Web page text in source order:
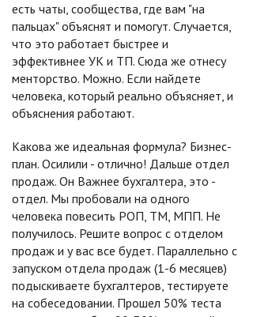
есть чаты, сообщества, где вам "на
пальцах" объяснят и помогут. Случается,
что это работает быстрее и
эффективнее УК и ТП. Сюда же отнесу
менторство. Можно. Если найдете
человека, который реально объясняет, и
объяснения работают.
Какова же идеальная формула? Бизнес-
план. Осилили - отлично! Дальше отдел
продаж. Он Важнее бухгалтера, это -
отдел. Мы пробовали на одного
человека повесить РОП, ТМ, МПП. Не
получилось. Решите вопрос с отделом
продаж и у вас все будет. Параллельно с
запуском отдела продаж (1-6 месяцев)
подыскиваете бухгалтеров, тестируете
на собеседовании. Прошел 50% теста